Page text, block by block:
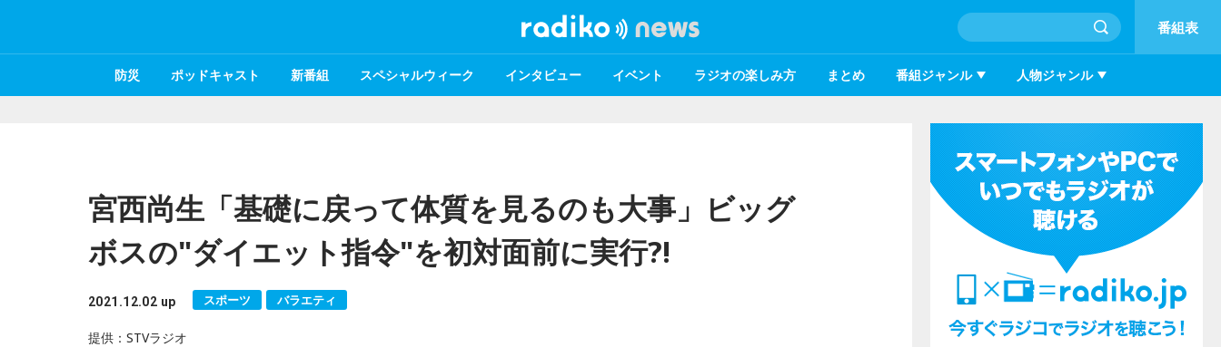
番組表
防災 ポッドキャスト 新番組 スペシャルウィーク インタビュー イベント ラジオの楽しみ方 まとめ 番組ジャンル 人物ジャンル
宮西尚生「基礎に戻って体質を見るのも大事」ビッグ
ボスの"ダイエット指令"を初対面前に実行?!
2021.12.02 up スポーツ バラエティ
提供：STVラジオ